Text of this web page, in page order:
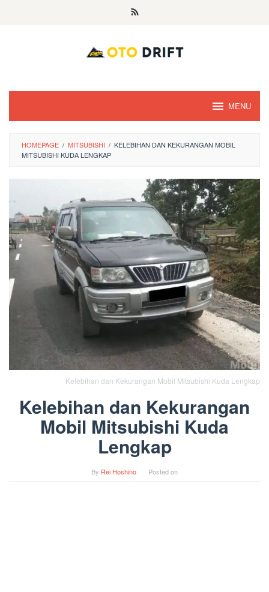
MENU
HOMEPAGE / MITSUBISHI / KELEBIHAN DAN KEKURANGAN MOBIL
MITSUBISHI KUDA LENGKAP
Kelebihan dan Kekurangan Mobil Mitsubishi Kuda Lengkap
Kelebihan dan Kekurangan
Mobil Mitsubishi Kuda
Lengkap
By Rei Hoshino Posted on